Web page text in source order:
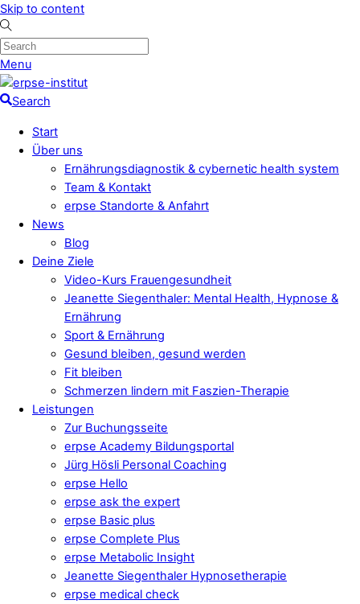
Skip to content
Menu
Search
Start
Über uns
Ernährungsdiagnostik & cybernetic health system
Team & Kontakt
erpse Standorte & Anfahrt
News
Blog
Deine Ziele
Video-Kurs Frauengesundheit
Jeanette Siegenthaler: Mental Health, Hypnose &
Ernährung
Sport & Ernährung
Gesund bleiben, gesund werden
Fit bleiben
Schmerzen lindern mit Faszien-Therapie
Leistungen
Zur Buchungsseite
erpse Academy Bildungsportal
Jürg Hösli Personal Coaching
erpse Hello
erpse ask the expert
erpse Basic plus
erpse Complete Plus
erpse Metabolic Insight
Jeanette Siegenthaler Hypnosetherapie
erpse medical check